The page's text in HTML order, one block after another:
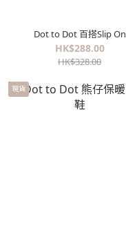
Dot to Dot 百搭Slip On
HK$288.00
HK$328.00
現貨